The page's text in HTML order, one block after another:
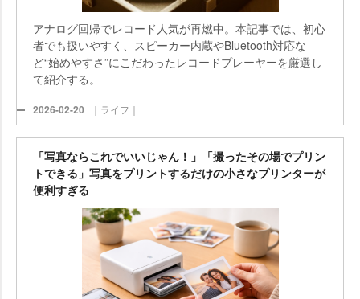
アナログ回帰でレコード人気が再燃中。本記事では、初心
者でも扱いやすく、スピーカー内蔵やBluetooth対応な
ど“始めやすさ”にこだわったレコードプレーヤーを厳選し
て紹介する。
2026-02-20 ｜ライフ｜
「写真ならこれでいいじゃん！」「撮ったその場でプリン
トできる」写真をプリントするだけの小さなプリンターが
便利すぎる